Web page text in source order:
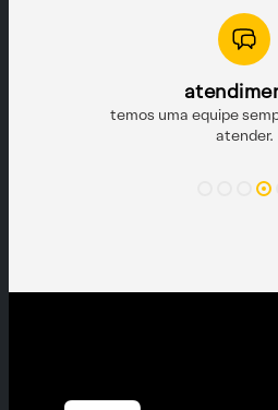
temos uma equipe
atender.